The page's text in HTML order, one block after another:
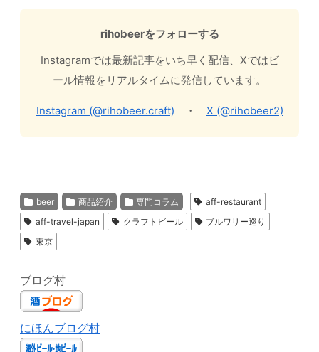
rihobeerをフォローする
Instagramでは最新記事をいち早く配信、Xではビ
ール情報をリアルタイムに発信しています。
Instagram (@rihobeer.craft) ・ X (@rihobeer2)
beer 商品紹介 専門コラム
aff-restaurant
aff-travel-japan
クラフトビール
ブルワリー巡り
東京
ブログ村
にほんブログ村